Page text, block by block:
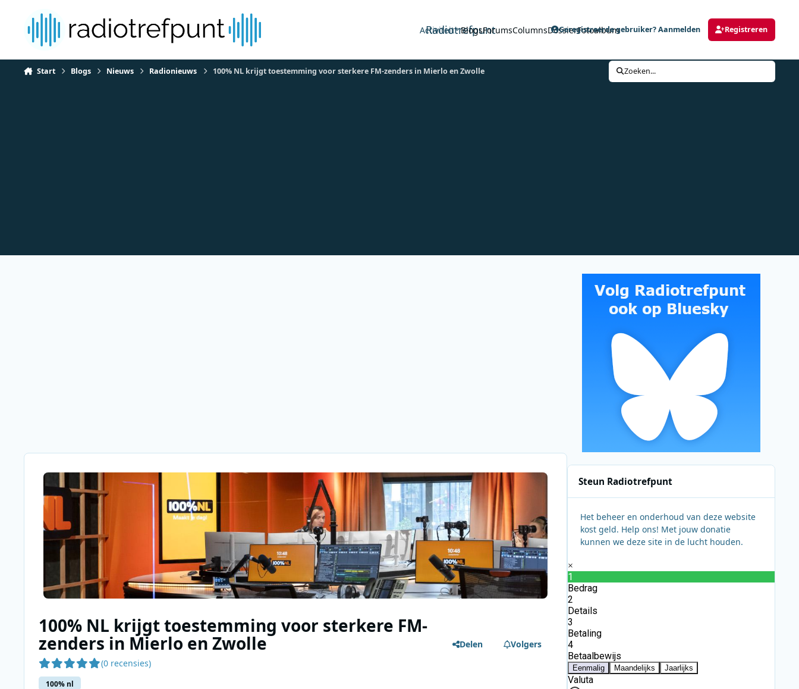
Radiotrefpunt
Activiteit BlogsForumsColumnsDossierFotoalbum
Geregistreerde gebruiker? Aanmelden Registreren
Start Blogs Nieuws Radionieuws 100% NL krijgt toestemming voor sterkere FM-zenders in Mierlo en Zwolle Zoeken...
100% NL krijgt toestemming voor sterkere FM-
zenders in Mierlo en Zwolle
(0 recensies)
100% nl
Delen Volgers
Steun Radiotrefpunt
Het beheer en onderhoud van deze website
kost geld. Help ons! Met jouw donatie
kunnen we deze site in de lucht houden.